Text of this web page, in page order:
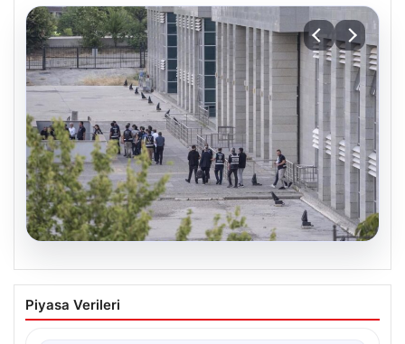
Etimesgut Belediyesi’nde Geniş
Kapsamlı Soruşturma: Başkan
Piyasa Verileri